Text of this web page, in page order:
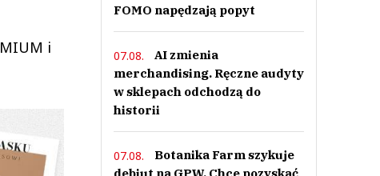
i
FOMO napędzają popyt
07.08.
AI zmienia
merchandising. Ręczne audyty
w sklepach odchodzą do
historii
07.08.
Botanika Farm szykuje